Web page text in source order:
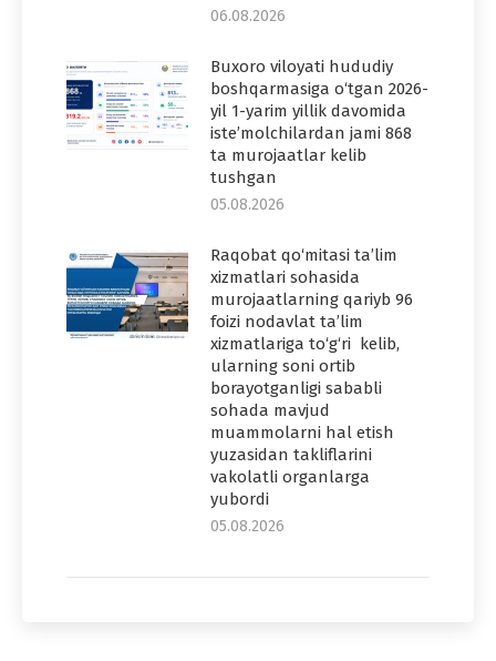
06.08.2026
Buxoro viloyati hududiy
boshqarmasiga o‘tgan 2026-
yil 1-yarim yillik davomida
iste’molchilardan jami 868
ta murojaatlar kelib
tushgan
05.08.2026
Raqobat qo‘mitasi ta’lim
xizmatlari sohasida
murojaatlarning qariyb 96
foizi nodavlat ta’lim
xizmatlariga to‘g‘ri kelib,
ularning soni ortib
borayotganligi sababli
sohada mavjud
muammolarni hal etish
yuzasidan takliflarini
vakolatli organlarga
yubordi
05.08.2026